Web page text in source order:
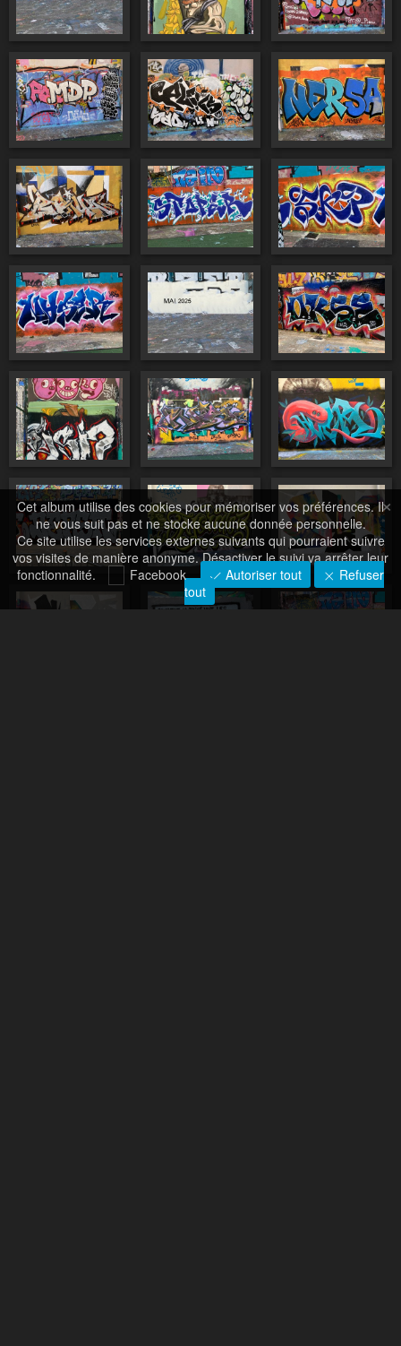
×
Cet album utilise des cookies pour mémoriser vos préférences. Il
ne vous suit pas et ne stocke aucune donnée personnelle.
Ce site utilise les services externes suivants qui pourraient suivre
vos visites de manière anonyme. Désactiver le suivi va arrêter leur
fonctionnalité.
Facebook Autoriser tout
Refuser
tout